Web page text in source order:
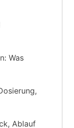
Was
Ablauf